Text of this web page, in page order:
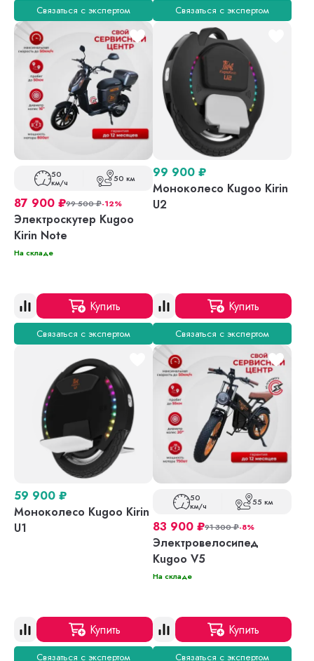
Связаться с экспертом Связаться с экспертом
50
км/ч 50 км
87 900 ₽99 500₽-12%
Электроскутер Kugoo
Kirin Note
На складе
Купить
Связаться с экспертом
99 900 ₽
Моноколесо Kugoo Kirin
U2
Купить
Связаться с экспертом
59 900 ₽
Моноколесо Kugoo Kirin
U1
Купить
Связаться с экспертом
50
км/ч 55 км
83 900 ₽91 300₽-8%
Электровелосипед
Kugoo V5
На складе
Купить
Связаться с экспертом